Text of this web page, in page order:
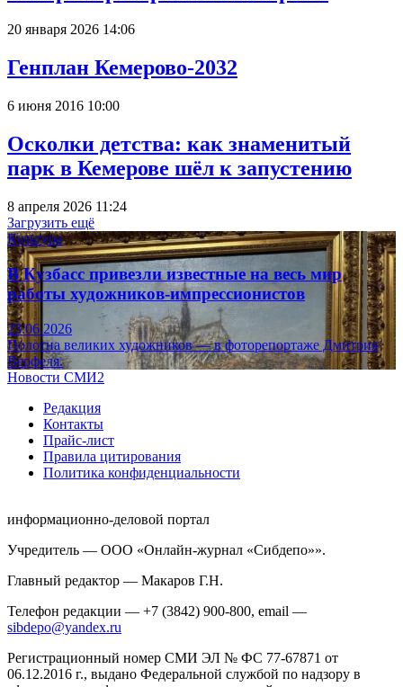
20 января 2026 14:06
Генплан Кемерово-2032
6 июня 2016 10:00
Осколки детства: как знаменитый
парк в Кемерове шёл к запустению
8 апреля 2026 11:24
Загрузить ещё
Культура
В Кузбасс привезли известные на весь мир
работы художников-импрессионистов
23.06.2026
Полотна великих художников — в фоторепортаже Дмитрия
Верфеля.
Новости СМИ2
Редакция
Контакты
Прайс-лист
Правила цитирования
Политика конфиденциальности
информационно-деловой портал
Учредитель — ООО «Онлайн-журнал «Сибдепо»».
Главный редактор — Макаров Г.Н.
Телефон редакции — +7 (3842) 900-800, email —
sibdepo@yandex.ru
Регистрационный номер СМИ ЭЛ № ФС 77-67871 от
06.12.2016 г., выдано Федеральной службой по надзору в